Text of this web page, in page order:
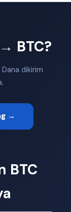
BTC?
dikirim
→
BTC